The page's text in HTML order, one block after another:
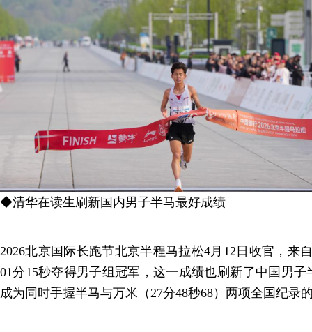
◆清华在读生刷新国内男子半马最好成绩
2026北京国际长跑节北京半程马拉松4月12日收官，来
01分15秒夺得男子组冠军，这一成绩也刷新了中国男
成为同时手握半马与万米（27分48秒68）两项全国纪录